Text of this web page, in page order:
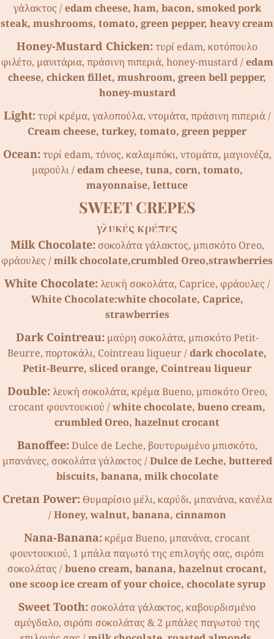
γάλακτος /edam cheese, ham, bacon, smoked pork
steak, mushrooms, tomato, green pepper, heavy cream
Honey-Mustard Chicken:τυρί edam, κοτόπουλο
φιλέτο, µανιτάρια, πράσινη πιπεριά, honey-mustard /edam
cheese, chicken fillet, mushroom, green bell pepper,
honey-mustard
Light:τυρί κρέµα, γαλοπούλα, ντοµάτα, πράσινη πιπεριά /
Cream cheese, turkey, tomato, green pepper
Ocean:τυρί edam, τόνος, καλαµπόκι, ντοµάτα, µαγιονέζα,
µαρούλι /edam cheese, tuna, corn, tomato,
mayonnaise, lettuce
SWEET CREPES
γλυκές κρέπες
Milk Chocolate:σοκολάτα γάλακτος, µπισκότο Oreo,
φράουλες /milk chocolate,crumbled Oreo,strawberries
White Chocolate:λευκή σοκολάτα, Caprice, φράουλες /
White Chocolate:white chocolate, Caprice,
strawberries
Dark Cointreau:µαύρη σοκολάτα, µπισκότο Petit-
Beurre, πορτοκάλι, Cointreau liqueur /dark chocolate,
Petit-Beurre, sliced orange, Cointreau liqueur
Double:λευκή σοκολάτα, κρέµα Bueno, µπισκότο Oreo,
crocant φουντουκιού /white chocolate, bueno cream,
crumbled Oreo, hazelnut crocant
Banoffee:Dulce de Leche, βουτυρωµένο µπισκότο,
µπανάνες, σοκολάτα γάλακτος /Dulce de Leche, buttered
biscuits, banana, milk chocolate
Cretan Power:Θυµαρίσιο µέλι, καρύδι, µπανάνα, κανέλα
/Honey, walnut, banana, cinnamon
Nana-Banana:κρέµα Bueno, µπανάνα, crocant
φουντουκιού, 1 µπάλα παγωτό της επιλογής σας, σιρόπι
σοκολάτας /bueno cream, banana, hazelnut crocant,
one scoop ice cream of your choice, chocolate syrup
Sweet Tooth:σοκολάτα γάλακτος, καβουρδισµένο
αµύγδαλο, σιρόπι σοκολάτας & 2 µπάλες παγωτού της